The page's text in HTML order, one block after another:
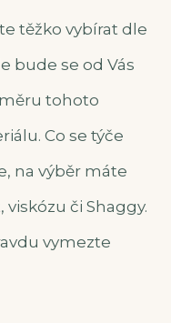
těžko vybírat dle
bude se od Vás
tohoto
Co se týče
na výběr máte
či Shaggy.
vymezte